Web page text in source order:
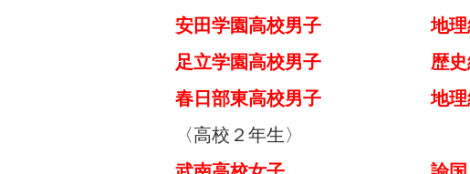
安田学園高校男子 地理
足立学園高校男子 歴史
春日部東高校男子 地
〈高校２年生〉